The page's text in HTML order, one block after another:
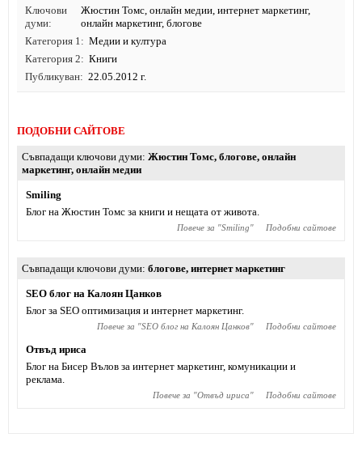
Ключови
думи
Жюстин Томс, онлайн медии, интернет маркетинг,
онлайн маркетинг, блогове
Категория 1
Медии и култура
Категория 2
Книги
Публикуван
22.05.2012 г.
ПОДОБНИ САЙТОВЕ
Съвпадащи ключови думи Жюстин Томс, блогове, онлайн
маркетинг, онлайн медии
Smiling
Блог на Жюстин Томс за книги и нещата от живота.
Повече за "Smiling" Подобни сайтове
Съвпадащи ключови думи блогове, интернет маркетинг
SEO блог на Калоян Цанков
Блог за SEO оптимизация и интернет маркетинг.
Повече за "SEO блог на Калоян Цанков" Подобни сайтове
Отвъд ириса
Блог на Бисер Вълов за интернет маркетинг, комуникации и
реклама.
Повече за "Отвъд ириса" Подобни сайтове